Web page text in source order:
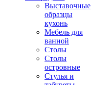
Выставочные
образцы
кухонь
Мебель для
ванной
Столы
Столы
островные
Стулья и